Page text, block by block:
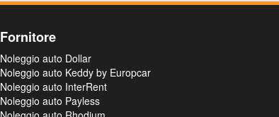
Fornitore
Noleggio auto Dollar
Noleggio auto Keddy by Europcar
Noleggio auto InterRent
Noleggio auto Payless